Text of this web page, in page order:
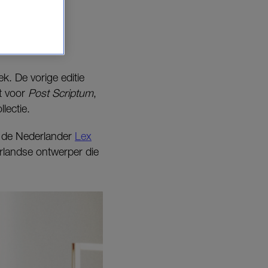
De vorige editie
voor Post Scriptum,
Nederlander Lex
ontwerper die